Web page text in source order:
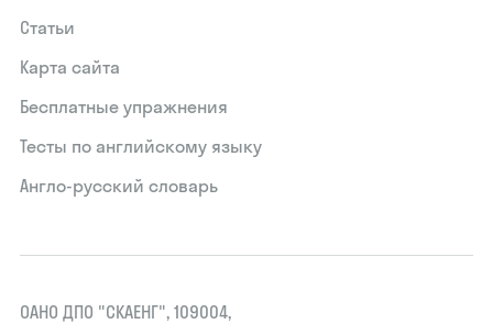
Статьи
Карта сайта
Бесплатные упражнения
Тесты по английскому языку
Англо-русский словарь
ОАНО ДПО "СКАЕНГ", 109004,